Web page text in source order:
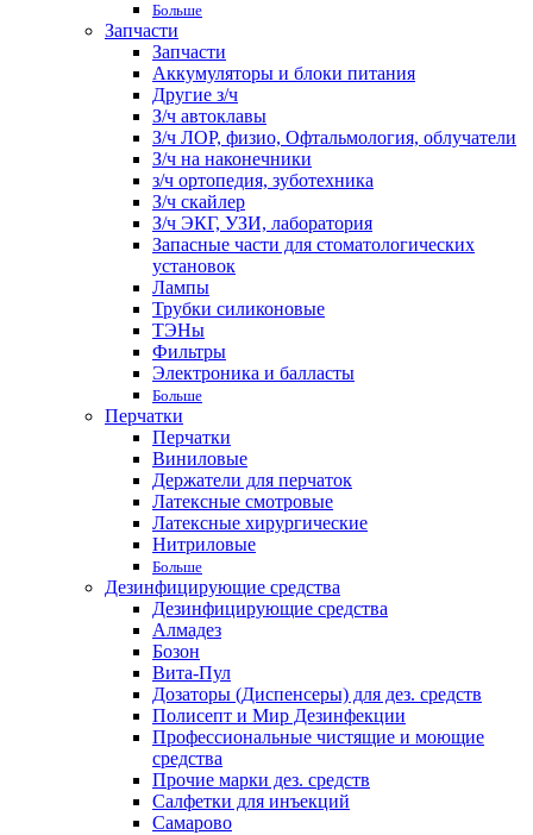
Больше
Запчасти
Запчасти
Аккумуляторы и блоки питания
Другие з/ч
З/ч автоклавы
З/ч ЛОР, физио, Офтальмология, облучатели
З/ч на наконечники
з/ч ортопедия, зуботехника
З/ч скайлер
З/ч ЭКГ, УЗИ, лаборатория
Запасные части для стоматологических
установок
Лампы
Трубки силиконовые
ТЭНы
Фильтры
Электроника и балласты
Больше
Перчатки
Перчатки
Виниловые
Держатели для перчаток
Латексные смотровые
Латексные хирургические
Нитриловые
Больше
Дезинфицирующие средства
Дезинфицирующие средства
Алмадез
Бозон
Вита-Пул
Дозаторы (Диспенсеры) для дез. средств
Полисепт и Мир Дезинфекции
Профессиональные чистящие и моющие
средства
Прочие марки дез. средств
Салфетки для инъекций
Самарово